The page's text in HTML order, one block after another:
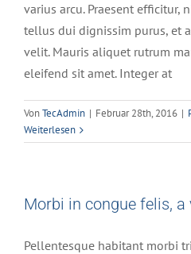
varius arcu. Praesent efficitur,
tellus dui dignissim purus, et
velit. Mauris aliquet rutrum
eleifend sit amet. Integer at
VonTecAdmin | Februar 28th, 2016 |
Weiterlesen
Morbi in congue felis,
Pellentesque habitant morbi